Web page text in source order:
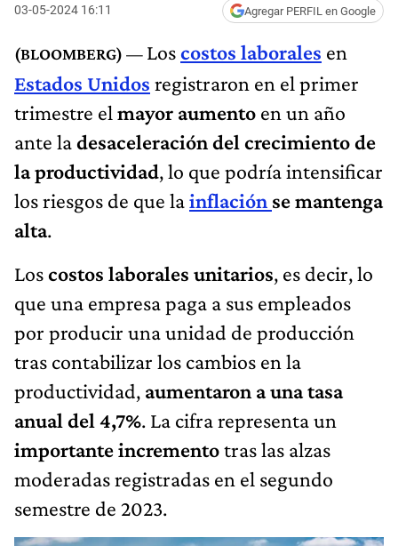
03-05-2024 16:11 Agregar PERFIL en Google
Loscostos laborales en
Estados Unidos registraron en el primer
trimestre el mayor aumento en un año
ante ladesaceleración del crecimiento de
la productividad, lo que podría intensificar
los riesgos de que lainflación se mantenga
alta.
Loscostos laborales unitarios, es decir, lo
que una empresa paga a sus empleados
por producir una unidad de producción
tras contabilizar los cambios en la
productividad, aumentaron a una tasa
anual del 4,7%. La cifra representa un
importante incrementotras las alzas
moderadas registradas en el segundo
semestre de 2023.